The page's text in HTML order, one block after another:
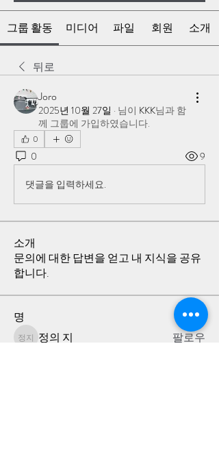
그룹 활동 미디어 파일 회원 소개
뒤로
Joro
2025년 10월 27일 · 님이 KKK님과 함
께 그룹에 가입하였습니다.
0
0 9
댓글을 입력하세요.
소개
문의에 대한 답변을 얻고 내 지식을 공유
합니다.
명
정의 지정의 지
팔로우